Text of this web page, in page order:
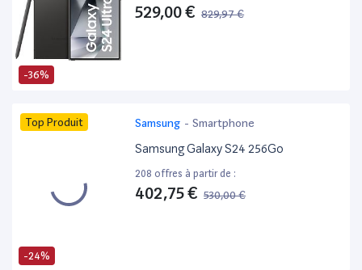
-36%
529,00 € 829,97 €
-24%
Top Produit Samsung - Smartphone
Samsung Galaxy S24 256Go
208 offres à partir de :
402,75 € 530,00 €